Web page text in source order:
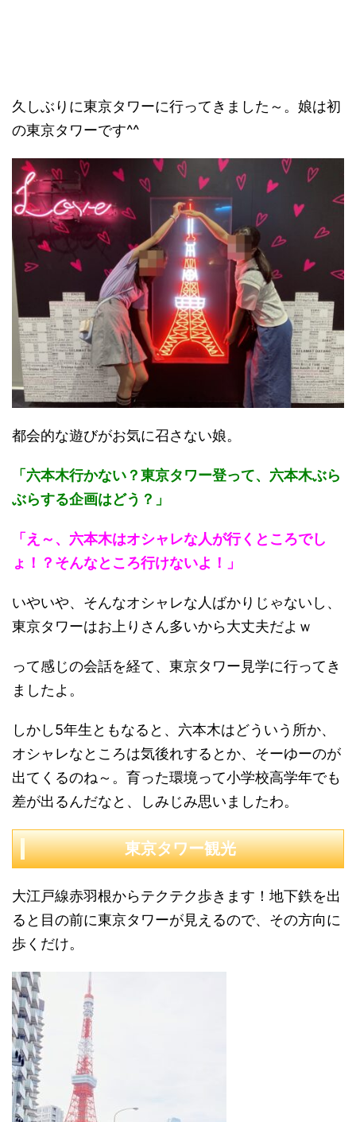
久しぶりに東京タワーに行ってきました～。娘は初
の東京タワーです^^
都会的な遊びがお気に召さない娘。
「六本木行かない？東京タワー登って、六本木ぶら
ぶらする企画はどう？」
「え～、六本木はオシャレな人が行くところでし
ょ！？そんなところ行けないよ！」
いやいや、そんなオシャレな人ばかりじゃないし、
東京タワーはお上りさん多いから大丈夫だよｗ
って感じの会話を経て、東京タワー見学に行ってき
ましたよ。
しかし5年生ともなると、六本木はどういう所か、
オシャレなところは気後れするとか、そーゆーのが
出てくるのね～。育った環境って小学校高学年でも
差が出るんだなと、しみじみ思いましたわ。
東京タワー観光
大江戸線赤羽根からテクテク歩きます！地下鉄を出
ると目の前に東京タワーが見えるので、その方向に
歩くだけ。